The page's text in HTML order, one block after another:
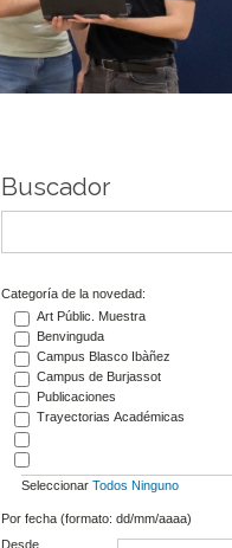
Buscador
Categoría de la novedad:
Art Públic. Muestra
Benvinguda
Campus Blasco Ibàñez
Campus de Burjassot
Publicaciones
Trayectorias Académicas
Seleccionar Todos Ninguno
Por fecha (formato: dd/mm/aaaa)
Desde